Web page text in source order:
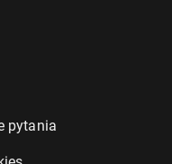
pytania